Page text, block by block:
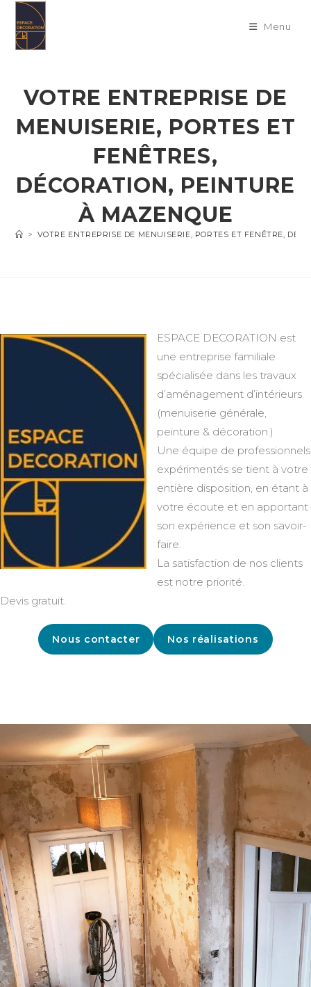
content
Menu
VOTRE ENTREPRISE DE
MENUISERIE, PORTES ET
FENÊTRES,
DÉCORATION, PEINTURE
À MAZENQUE
> VOTRE ENTREPRISE DE MENUISERIE, PORTES ET FENÊTRE,
ESPACE DECORATION est
une entreprise familiale
spécialisée dans les travaux
d’aménagement d’intérieurs
(menuiserie générale,
peinture & décoration.)
Une équipe de professionnels
expérimentés se tient à votre
entière disposition, en étant à
votre écoute et en apportant
son expérience et son savoir-
faire.
La satisfaction de nos clients
est notre priorité.
Devis gratuit.
Nous contacter Nos réalisations